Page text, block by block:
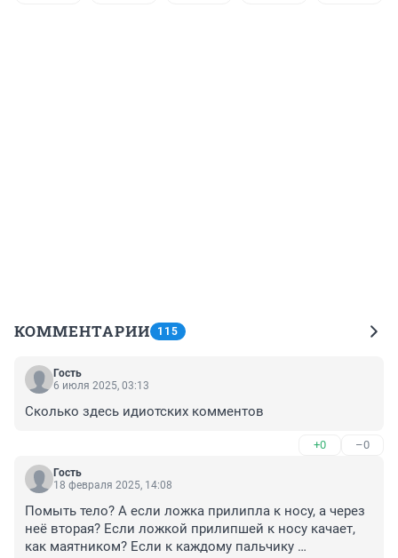
КОММЕНТАРИИ 115
Гость
6 июля 2025, 03:13
Сколько здесь идиотских комментов
+0 –0
Гость
18 февраля 2025, 14:08
Помыть тело? А если ложка прилипла к носу, а через
неё вторая? Если ложкой прилипшей к носу качает,
как маятником? Если к каждому пальчику